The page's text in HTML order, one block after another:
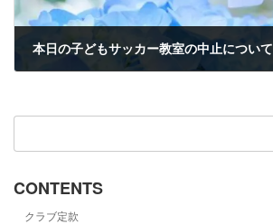
本日の子どもサッカー教室の中止について
検
CONTENTS
クラブ定款